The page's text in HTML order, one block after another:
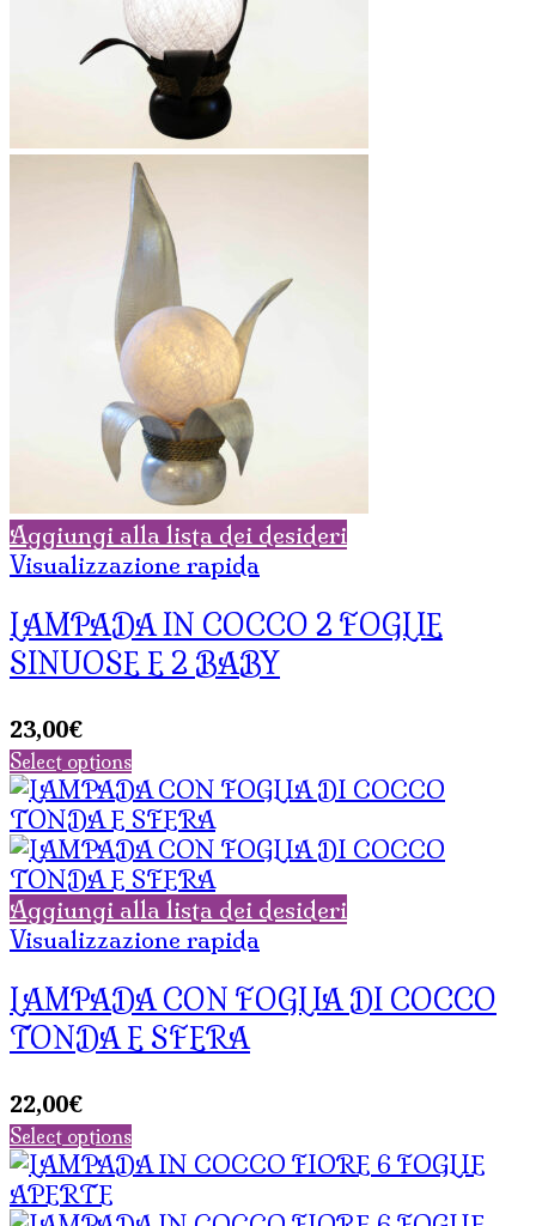
Aggiungi alla lista dei desideri
Visualizzazione rapida
LAMPADA IN COCCO 2 FOGLIE
SINUOSE E 2 BABY
23,00€
Select options
Aggiungi alla lista dei desideri
Visualizzazione rapida
LAMPADA CON FOGLIA DI COCCO
TONDA E SFERA
22,00€
Select options